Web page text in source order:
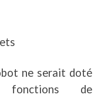
ne serait doté
fonctions de